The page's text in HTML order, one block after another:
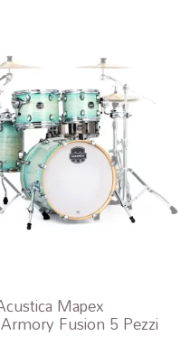
Mapex
Fusion 5 Pezzi